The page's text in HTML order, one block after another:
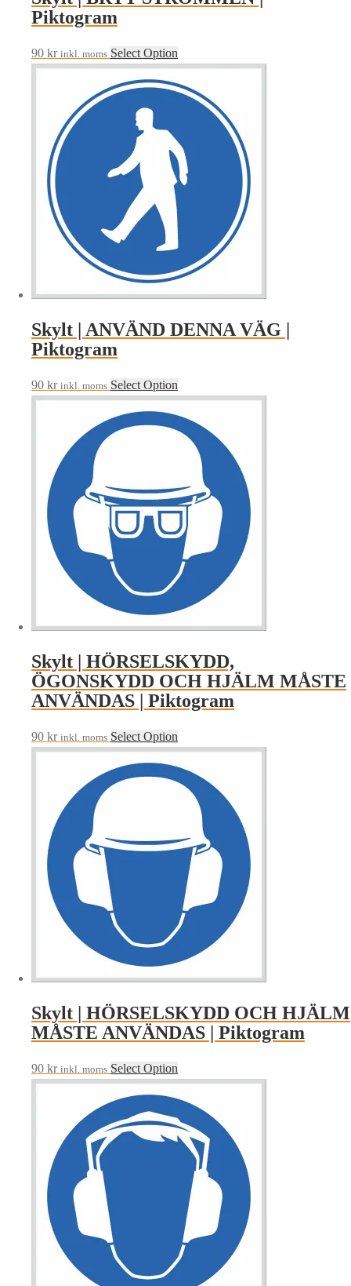
Piktogram
90 kr inkl. moms Select Option
Skylt | ANVÄND DENNA VÄG |
Piktogram
90 kr inkl. moms Select Option
Skylt | HÖRSELSKYDD,
ÖGONSKYDD OCH HJÄLM MÅSTE
ANVÄNDAS | Piktogram
90 kr inkl. moms Select Option
Skylt | HÖRSELSKYDD OCH HJÄLM
MÅSTE ANVÄNDAS | Piktogram
90 kr inkl. moms Select Option